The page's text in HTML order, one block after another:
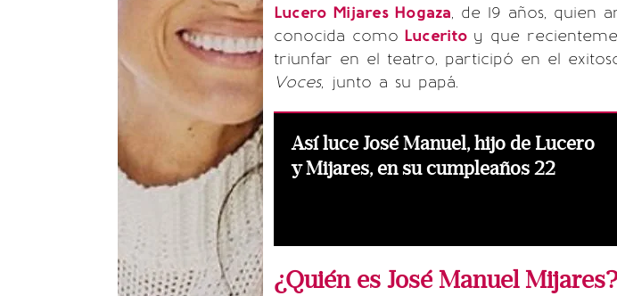
Lucero Mijares Hogaza, de 19 años, quien
conocida como Lucerito y que
triunfar en el teatro, participó en el
Voces, junto a su papá.
Así luce José Manuel, hijo de Lucero
y Mijares, en su cumpleaños 22
¿Quién es José Manuel